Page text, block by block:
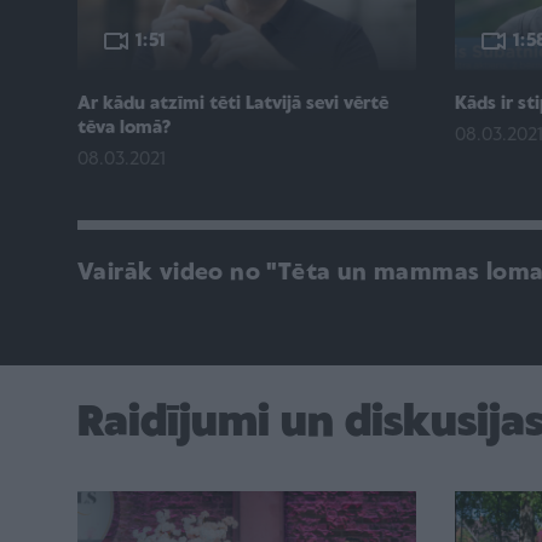
1:51
Ar kādu atzīmi tēti Latvijā sevi vērtē
tēva lomā?
08.03.2021
Kāds ir
08.03.2021
Vairāk video no "Tēta un mammas
Raidījumi un